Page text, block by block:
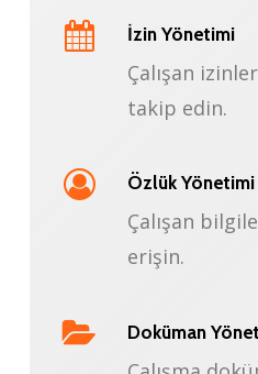
İzin Yönetimi
Çalışan
takip edin.
Özlük Yönetimi
Çalışan
erişin.
Doküman